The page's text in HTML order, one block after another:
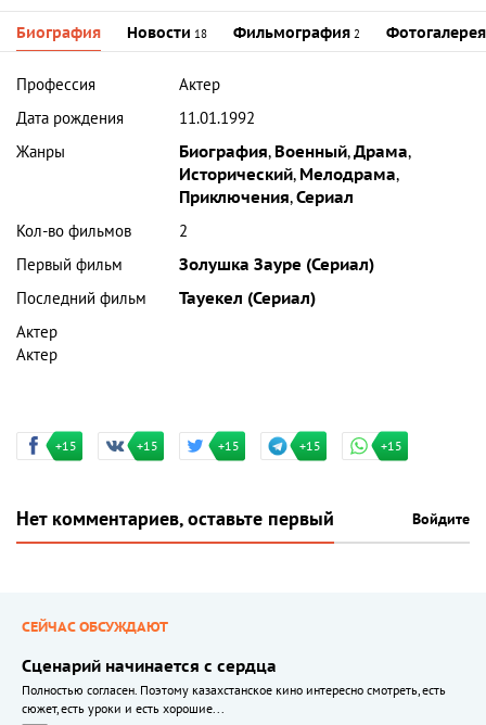
Биография Новости 18 Фильмография 2 Фотогалерея
Профессия
Актер
Дата рождения
11.01.1992
Жанры
Биография, Военный,Драма,
Исторический, Мелодрама,
Приключения,Сериал
Кол-во фильмов
2
Первый фильм
Золушка Зауре (Сериал)
Последний фильм
Тауекел (Сериал)
Актер
Актер
+15 +15 +15 +15 +15
Нет комментариев, оставьте первый Войдите
СЕЙЧАС ОБСУЖДАЮТ
Сценарий начинается с сердца
Полностью согласен. Поэтому казахстанское кино интересно смотреть, есть
сюжет, есть уроки и есть хорошие...